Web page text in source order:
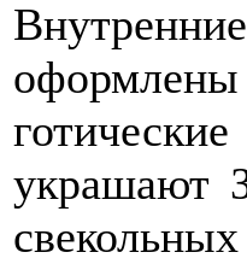
украшают